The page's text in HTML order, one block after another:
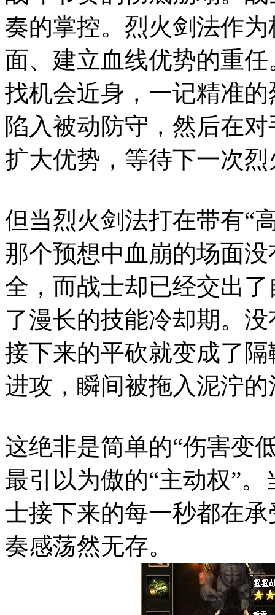
奏的掌控。烈火剑法作
面、建立血线优势的重
找机会近身，一记精准
陷入被动防守，然后在
扩大优势，等待下一次
但当烈火剑法打在带有“
那个预想中血崩的场面
全，而战士却已经交出
了漫长的技能冷却期。
接下来的平砍就变成了
进攻，瞬间被拖入泥泞
这绝非是简单的“伤害变
最引以为傲的“主动权”
士接下来的每一秒都在
奏感荡然无存。